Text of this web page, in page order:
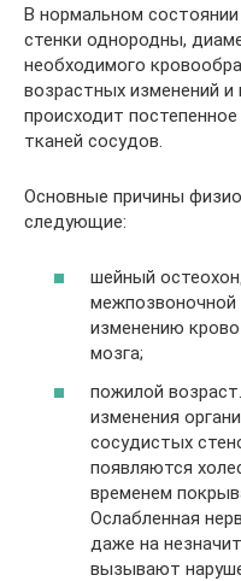
В нормальном
стенки однородны,
необходимого
возрастных изменений
происходит
тканей сосудов.
Основные причины
следующие:
шейный
межпозвоночной
изменению
мозга;
пожилой возраст
изменения
сосудистых
появляются
временем
Ослабленная
даже на
вызывают